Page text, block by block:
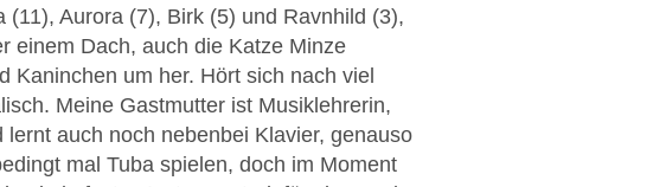
(11), Aurora (7), Birk (5) und Ravnhild (3),
einem Dach, auch die Katze Minze
Kaninchen um her. Hört sich nach viel
Meine Gastmutter ist Musiklehrerin,
auch noch nebenbei Klavier, genauso
mal Tuba spielen, doch im Moment